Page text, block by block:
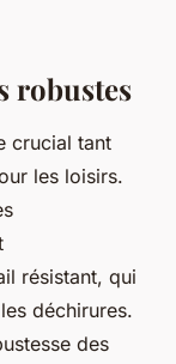
robustes
crucial tant
les loisirs.
résistant, qui
déchirures.
des